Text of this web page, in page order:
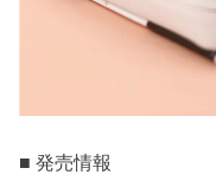
■ 発売情報